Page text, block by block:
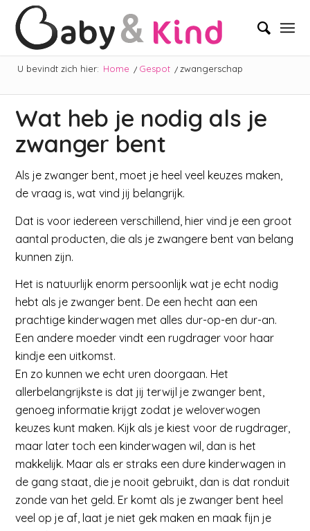
U bevindt zich hier: Home / Gespot / zwangerschap
Wat heb je nodig als je
zwanger bent
Als je zwanger bent, moet je heel veel keuzes maken,
de vraag is, wat vind jij belangrijk.
Dat is voor iedereen verschillend, hier vind je een groot
aantal producten, die als je zwangere bent van belang
kunnen zijn.
Het is natuurlijk enorm persoonlijk wat je echt nodig
hebt als je zwanger bent. De een hecht aan een
prachtige kinderwagen met alles dur-op-en dur-an.
Een andere moeder vindt een rugdrager voor haar
kindje een uitkomst.
En zo kunnen we echt uren doorgaan. Het
allerbelangrijkste is dat jij terwijl je zwanger bent,
genoeg informatie krijgt zodat je weloverwogen
keuzes kunt maken. Kijk als je kiest voor de rugdrager,
maar later toch een kinderwagen wil, dan is het
makkelijk. Maar als er straks een dure kinderwagen in
de gang staat, die je nooit gebruikt, dan is dat ronduit
zonde van het geld. Er komt als je zwanger bent heel
veel op je af, laat je niet gek maken en maak fijn je